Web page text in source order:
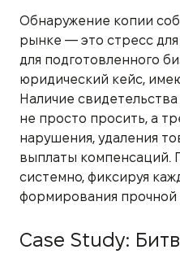
Обнаружение копии
рынке — это стресс
для подготовленного
юридический кейс,
Наличие
не просто просить, а
нарушения, удаления
выплаты компенсаций.
системно, фиксируя
формирования прочной
Case Study: